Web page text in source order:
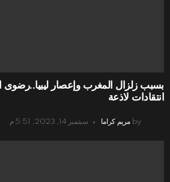
بسبب زلزال المغرب وإعصار ليبيا..رضوى
انتقادات لاذعة
by مريم كراما سبتمبر 14, 2023, 5:51 م